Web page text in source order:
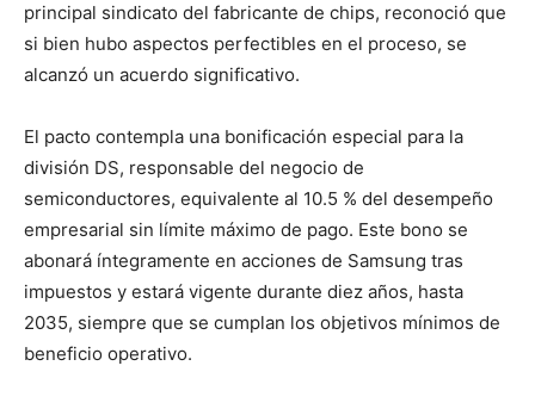
principal sindicato del fabricante de chips, reconoció que
si bien hubo aspectos perfectibles en el proceso, se
alcanzó un acuerdo significativo.
El pacto contempla una bonificación especial para la
división DS, responsable del negocio de
semiconductores, equivalente al 10.5 % del desempeño
empresarial sin límite máximo de pago. Este bono se
abonará íntegramente en acciones de Samsung tras
impuestos y estará vigente durante diez años, hasta
2035, siempre que se cumplan los objetivos mínimos de
beneficio operativo.